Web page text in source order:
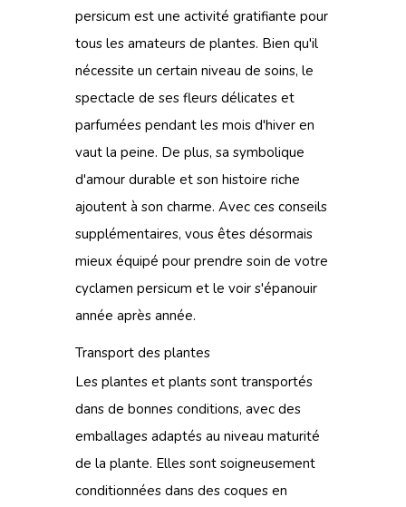
persicum est une activité gratifiante pour
tous les amateurs de plantes. Bien qu'il
nécessite un certain niveau de soins, le
spectacle de ses fleurs délicates et
parfumées pendant les mois d'hiver en
vaut la peine. De plus, sa symbolique
d'amour durable et son histoire riche
ajoutent à son charme. Avec ces conseils
supplémentaires, vous êtes désormais
mieux équipé pour prendre soin de votre
cyclamen persicum et le voir s'épanouir
année après année.
Transport des plantes
Les plantes et plants sont transportés
dans de bonnes conditions, avec des
emballages adaptés au niveau maturité
de la plante. Elles sont soigneusement
conditionnées dans des coques en